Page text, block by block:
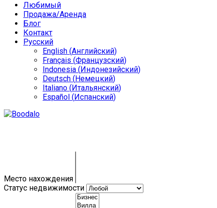
Любимый
Продажа/Аренда
Блог
Контакт
Русский
English (Английский)
Français (Французский)
Indonesia (Индонезийский)
Deutsch (Немецкий)
Italiano (Итальянский)
Español (Испанский)
Место нахождения
Статус недвижимости